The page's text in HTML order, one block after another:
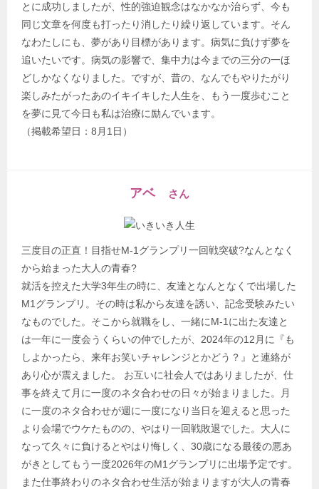
とに成功しましたが、性的強迫観念はなかなか治らず、今も
同じ文章を何度も打ったり消したり繰り返しています。そん
なわたしにも、夢があり目標があります。病気に負けず夢を
追いたいです。病気の影響で、集中力は今までの三分の一ほ
どしかなくなりました。ですが、昔の、なんでもやりたがり
楽しみたがったあのイキイキした人生を、もう一度歩むこと
を夢に見て今日も私は治療に励んでいます。
（掲載希望日：8月1日）
アベ さん
三度目の正直！目指せM-1グランプリ一回戦突破?なんとなく
から始まった大人の青春?
就活を控えた大学3年生の時に、友達となんとなくで出場した
M1グランプリ。その時は私から友達を誘い、記念受験みたい
なものでした。そこから就職をし、一緒にM-1に出た友達と
は一年に一度会うくらいの仲でしたが、2024年の12月に『も
しよかったら、来年お笑いチャレンジとかどう？』と連絡が
あり心が震えました。 お互いに社会人ではありましたが、仕
事を終えて月に一度のネタ合わせの日々が始まりました。月
に一度のネタ合わせが週に一度になり当日を迎えると思った
より会場でウケたものの、やはり一回戦敗退でした。大人に
なって久々に負けるとやはり悔しく、30歳になる最後の悪あ
がきとしてもう一度2026年のM1グランプリに出場予定です。
また仕事終わりのネタ合わせ生活が始まりますが大人の青春